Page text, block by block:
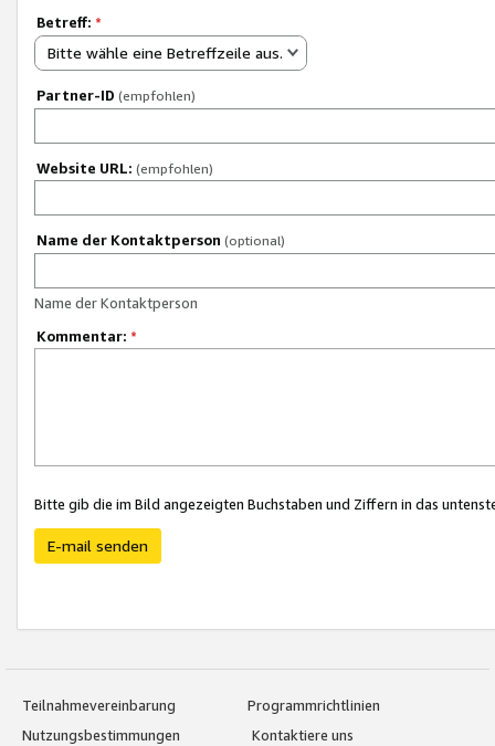
Betreff: *
Bitte wähle eine Betreffzeile aus.
Partner-ID (empfohlen)
Website URL: (empfohlen)
Name der Kontaktperson (optional)
Name der Kontaktperson
Kommentar: *
Bitte gib die im Bild angezeigten Buchstaben und Ziffern in das
E-mail senden
Teilnahmevereinbarung
Programmrichtlinien
Nutzungsbestimmungen
Kontaktiere uns